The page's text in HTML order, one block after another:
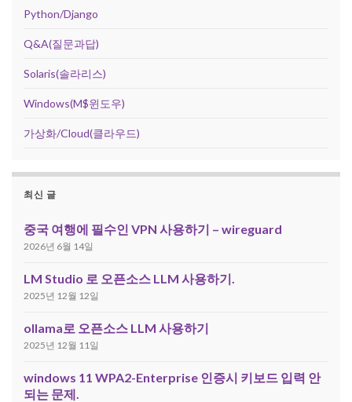
Python/Django
Q&A(질문과답)
Solaris(솔라리스)
Windows(M$윈도우)
가상화/Cloud(클라우드)
최신 글
중국 여행에 필수인 VPN 사용하기 – wireguard
2026년 6월 14일
LM Studio 로 오픈소스 LLM 사용하기.
2025년 12월 12일
ollama로 오픈소스 LLM 사용하기
2025년 12월 11일
windows 11 WPA2-Enterprise 인증시 키보드 입력 안
되는 문제.